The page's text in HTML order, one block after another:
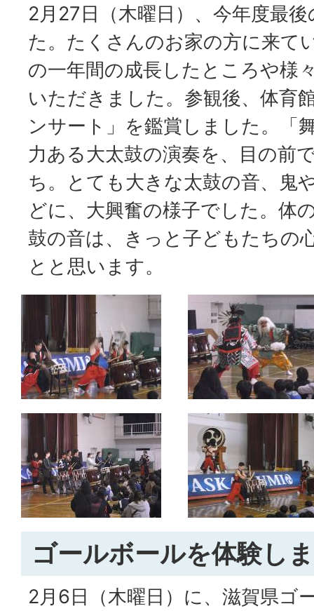
2月27日（木曜日）、今年度最
た。たくさんのお家の方に来て
の一年間の成長したところや様
いただきました。参観後、体育
ンサート」を鑑賞しました。「
力ある大太鼓の演奏を、目の前
ち。とても大きな太鼓の音、鬼
どに、大興奮の様子でした。体
鼓の音は、きっと子どもたちの
とと思います。
ゴールボールを体験し
2月6日（木曜日）に、滋賀県ゴ